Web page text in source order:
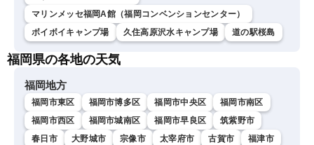
マリンメッセ福岡A館（福岡コンベンションセンター）
ボイボイキャンプ場
久住高原沢水キャンプ場 道の駅桜島
福岡県の各地の天気
福岡地方
福岡市東区 福岡市博多区 福岡市中央区
福岡市南区
福岡市西区
福岡市城南区 福岡市早良区
筑紫野市
春日市
大野城市 宗像市 太宰府市 古賀市
福津市